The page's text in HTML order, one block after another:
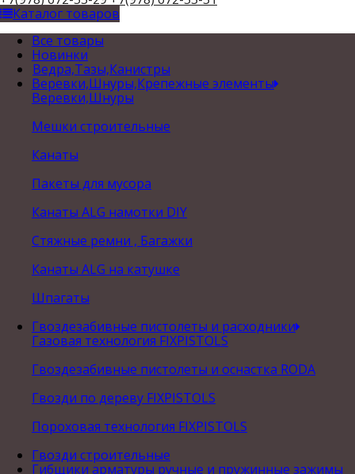
Каталог товаров
Все товары
Новинки
Ведра,Тазы,Канистры
Веревки,Шнуры,Крепежные элементы
Веревки,Шнуры
Мешки строительные
Канаты
Пакеты для мусора
Канаты ALG намотки DIY
Стяжные ремни , Багажки
Канаты ALG на катушке
Шпагаты
Гвоздезабивные пистолеты и расходники
Газовая технология FIXPISTOLS
Гвоздезабивные пистолеты и оснастка RODA
Гвозди по дереву FIXPISTOLS
Пороховая технология FIXPISTOLS
Гвозди строительные
Гибщики арматуры ручные и пружинные зажимы